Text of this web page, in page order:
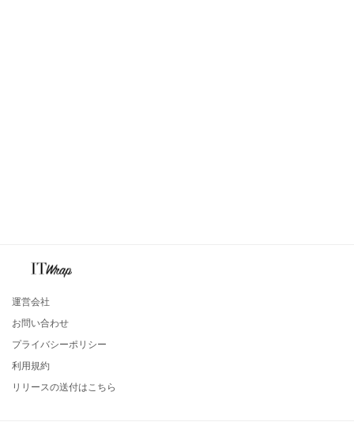
運営会社
お問い合わせ
プライバシーポリシー
利用規約
リリースの送付はこちら